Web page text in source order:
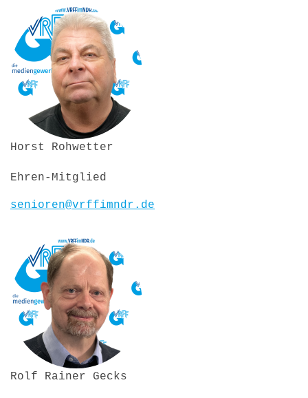
Horst Rohwetter
Ehren-Mitglied
senioren@vrffimndr.de
Rolf Rainer Gecks